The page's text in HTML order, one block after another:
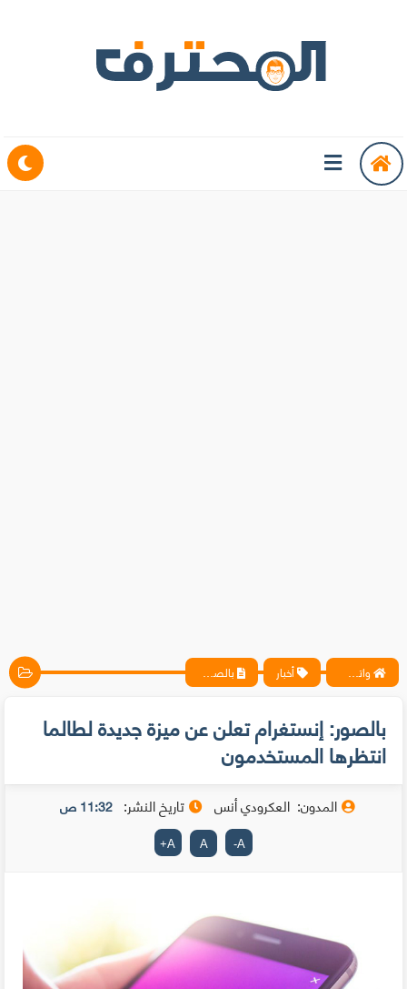
واتس آب ، فيسبوك ، أنترنت ، شروحات تقنية حصرية - المحترف أخبار بالصور: إنستغرام تعلن عن ميزة جديدة لطالما انتظرها المستخدمون
بالصور: إنستغرام تعلن عن ميزة جديدة لطالما
انتظرها المستخدمون
المدون: العكرودي أنس تاريخ النشر: 11:32 ص
A
-
A
A
+